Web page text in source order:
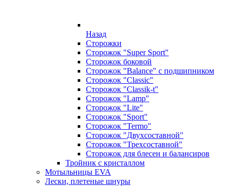
Назад
Сторожки
Сторожок "Super Sport"
Сторожок боковой
Сторожок "Balance" с подшипником
Сторожок "Classic"
Сторожок "Classik-t"
Сторожок "Lamp"
Сторожок "Lite"
Сторожок "Sport"
Сторожок "Termo"
Сторожок "Двухсоставной"
Сторожок "Трехсоставной"
Сторожок для блесен и балансиров
Тройник с кристаллом
Мотыльницы EVA
Лески, плетеные шнуры